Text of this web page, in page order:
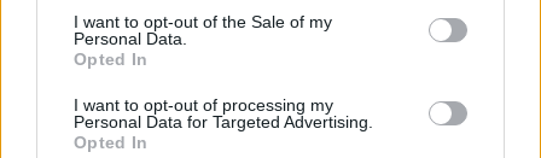
consent section.
I want to opt-out of the Sale of my
Personal Data.
Opted In
I want to opt-out of processing my
Personal Data for Targeted Advertising.
Opted In
PodkarpacieLive.pl to największa bazameczów lokalnych drużyn
piłkarskichw województwie. Sprawdź nasze relacje, śledź ulubioną ligę i
bądź na bieżąco z wydarzeniami z boisk!
Analiza przed meczem: Cracovia vs Raków Częstochowa
Cracovia - Raków Częstochowa